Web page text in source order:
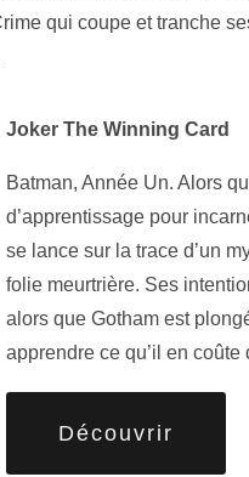
qui coupe et tranche
Joker The Winning Card
Batman, Année Un. Alors
d’apprentissage pour
se lance sur la trace d’un
folie meurtrière. Ses
alors que Gotham est
apprendre ce qu’il en
Découvrir